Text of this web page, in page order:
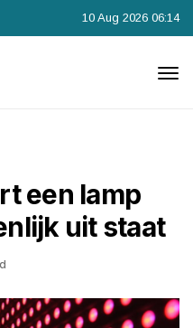
10 Aug 2026 06:14
een lamp
uit staat